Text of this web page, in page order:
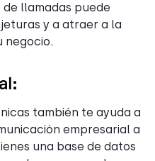
llamadas puede
y a atraer a la
negocio.
también te ayuda a
empresarial a
una base de datos